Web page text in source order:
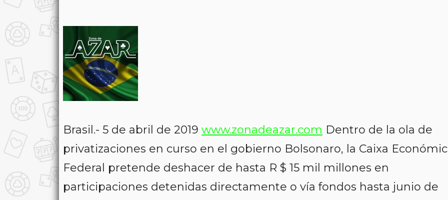
Brasil.- 5 de abril de 2019 www.zonadeazar.com Dentro de la ola de
privatizaciones en curso en el gobierno Bolsonaro, la Caixa
Federal pretende deshacer de hasta R $ 15 mil millones en
participaciones detenidas directamente o vía fondos hasta junio de